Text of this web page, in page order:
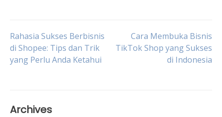
Post
navigation
Rahasia Sukses Berbisnis
di Shopee: Tips dan Trik
yang Perlu Anda Ketahui
Cara Membuka Bisnis
TikTok Shop yang Sukses
di Indonesia
Archives